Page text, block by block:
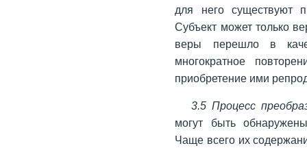
для него существуют
Субъект может только
веры перешло в
многократное
приобретение ими
3.5 Процесс
могут быть
Чаще всего их